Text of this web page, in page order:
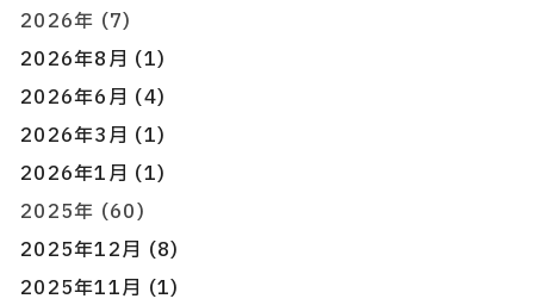
2026年 (7)
2026年8月 (1)
2026年6月 (4)
2026年3月 (1)
2026年1月 (1)
2025年 (60)
2025年12月 (8)
2025年11月 (1)